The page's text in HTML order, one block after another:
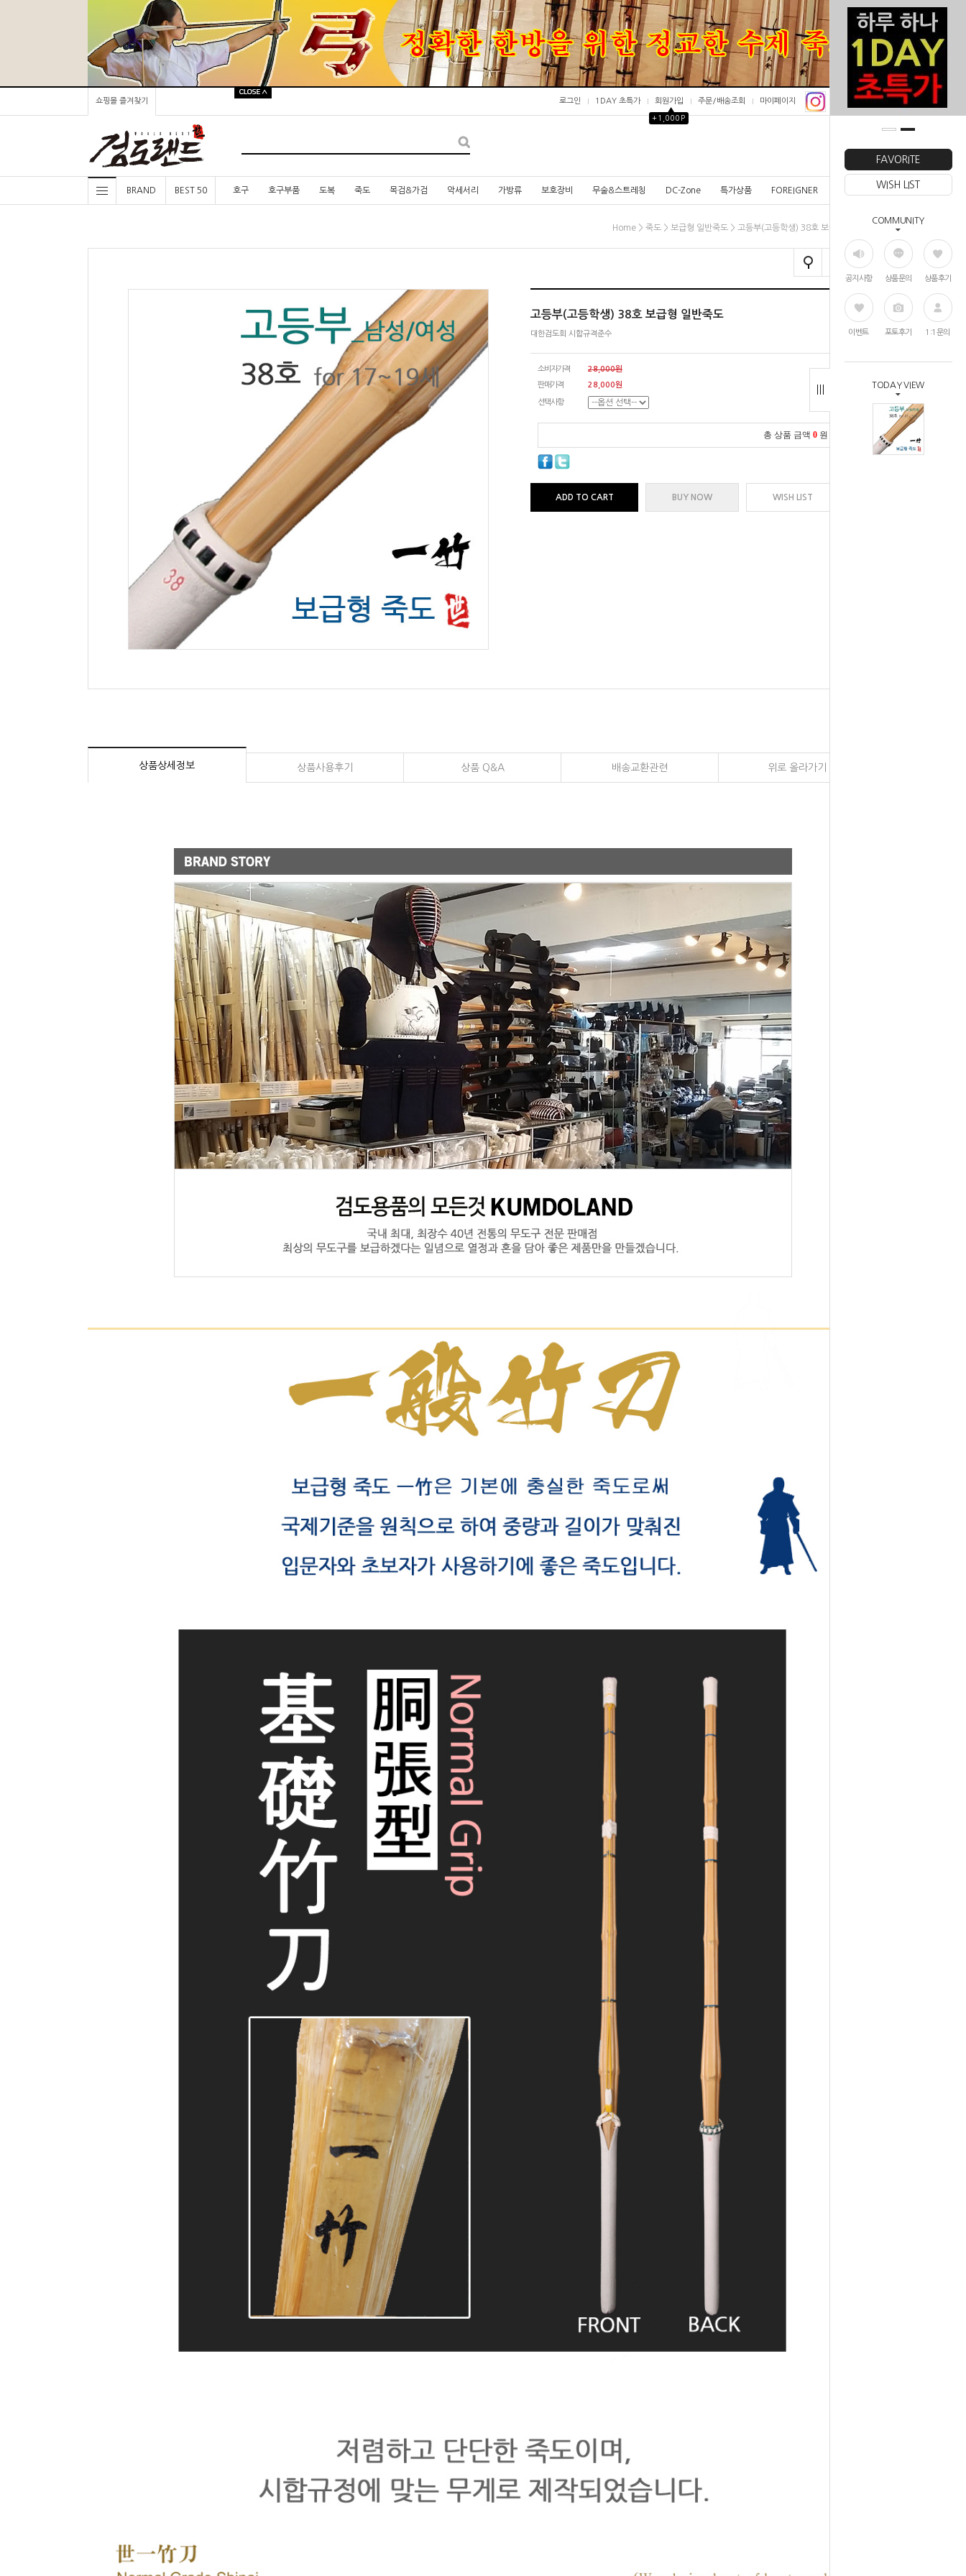
FAVORITE
WISH LIST
COMMUNITY
공지사항 상품문의 상품후기
이벤트 포토후기 1:1문의
TODAY VIEW
쇼핑몰 즐겨찾기 로그인 1DAY 초특가 회원가입
▲
+1,000P
주문/배송조회 마이페이지
BRAND BEST 50 호구 호구부품 도복 죽도 목검&가검 악세서리 가방류 보호장비 무술&스트레칭 DC-Zone 특가상품 FOREIGNER
Home > 죽도 > 보급형 일반죽도 > 고등부(고등학생) 38호 보급형 일반죽도
고등부(고등학생) 38호 보급형 일반죽도
대한검도회 시합규격준수
소비자가격
28,000원
판매가격
28,000원
선택사항
총 상품 금액 0 원
ADD TO CART BUY NOW WISH LIST
상품상세정보 상품사용후기 상품 Q&A 배송교환관련 위로 올라가기